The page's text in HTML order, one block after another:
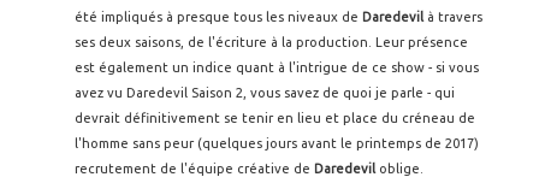
été impliqués à presque tous les niveaux de Daredevil à travers
ses deux saisons, de l'écriture à la production. Leur présence
est également un indice quant à l'intrigue de ce show - si vous
avez vu Daredevil Saison 2, vous savez de quoi je parle - qui
devrait définitivement se tenir en lieu et place du créneau de
l'homme sans peur (quelques jours avant le printemps de 2017)
recrutement de l'équipe créative de Daredevil oblige.